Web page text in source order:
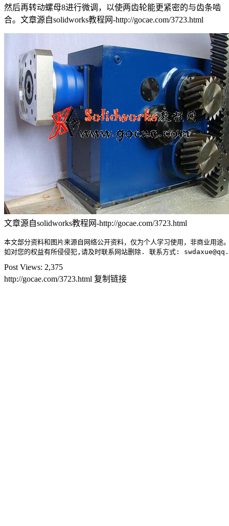
然后再转动螺母8进行微调，以使两齿轮能更紧密的与齿条啮
合。 文章源自solidworks教程网-http://gocae.com/3723.html
文章源自solidworks教程网-http://gocae.com/3723.html
本文部分资料和图片来源自网络公开资料，仅为个人学习使用，非商业用途
如对您的权益有所侵侵犯,请及时联系网站删除. 联系方式:
Post Views: 2,375
http://gocae.com/3723.html 复制链接